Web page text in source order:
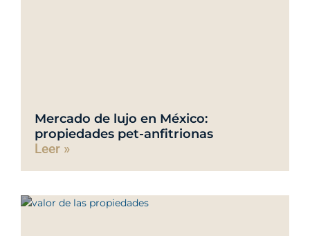
Mercado de lujo en México:
propiedades pet-anfitrionas
Leer »